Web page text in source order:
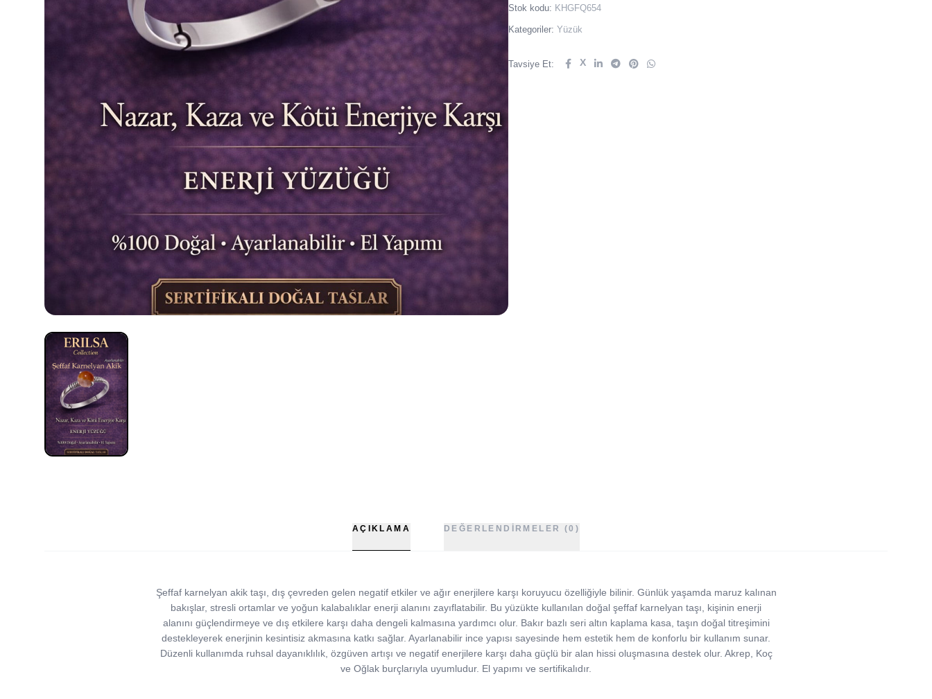
Stok kodu: KHGFQ654
Kategoriler: Yüzük
Tavsiye Et: X
AÇIKLAMA DEĞERLENDIRMELER (0)
Şeffaf karnelyan akik taşı, dış çevreden gelen negatif etkiler ve ağır enerjilere karşı koruyucu özelliğiyle bilinir. Günlük yaşamda maruz kalınan
bakışlar, stresli ortamlar ve yoğun kalabalıklar enerji alanını zayıflatabilir. Bu yüzükte kullanılan doğal şeffaf karnelyan taşı, kişinin enerji
alanını güçlendirmeye ve dış etkilere karşı daha dengeli kalmasına yardımcı olur. Bakır bazlı seri altın kaplama kasa, taşın doğal titreşimini
destekleyerek enerjinin kesintisiz akmasına katkı sağlar. Ayarlanabilir ince yapısı sayesinde hem estetik hem de konforlu bir kullanım sunar.
Düzenli kullanımda ruhsal dayanıklılık, özgüven artışı ve negatif enerjilere karşı daha güçlü bir alan hissi oluşmasına destek olur. Akrep, Koç
ve Oğlak burçlarıyla uyumludur. El yapımı ve sertifikalıdır.